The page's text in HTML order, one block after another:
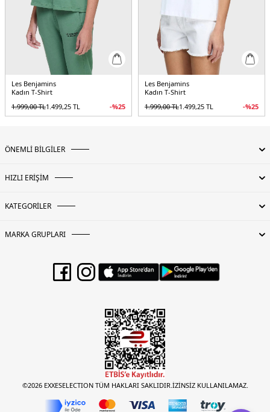
Les Benjamins
Kadın T-Shirt
1.999,00TL1.499,25 TL -%25
Les Benjamins
Kadın T-Shirt
1.999,00TL1.499,25 TL -%25
ÖNEMLİ BİLGİLER
HIZLI ERİŞİM
KATEGORİLER
MARKA GRUPLARI
©2026 EXXESELECTION TÜM HAKLARI SAKLIDIR.İZİNSİZ KULLANILAMAZ.